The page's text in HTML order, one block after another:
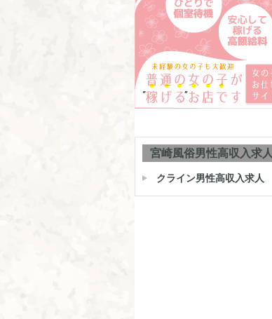
宮崎風俗男性高収入求人
クライン男性高収入求人